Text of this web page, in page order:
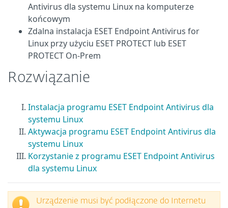
Antivirus dla systemu Linux na komputerze
końcowym
Zdalna instalacja ESET Endpoint Antivirus for
Linux przy użyciu ESET PROTECT lub ESET
PROTECT On-Prem
Rozwiązanie
Instalacja programu ESET Endpoint Antivirus dla
systemu Linux
Aktywacja programu ESET Endpoint Antivirus dla
systemu Linux
Korzystanie z programu ESET Endpoint Antivirus
dla systemu Linux
Urządzenie musi być podłączone do Internetu